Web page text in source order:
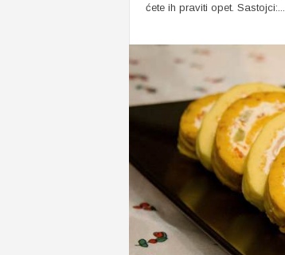
ćete ih praviti opet. Sastojci:...